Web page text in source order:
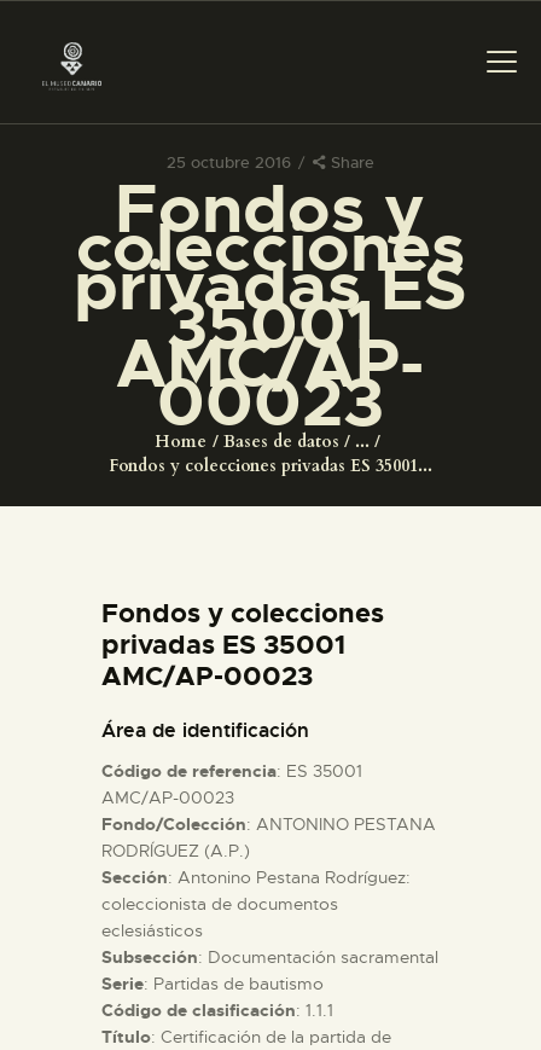
25 octubre 2016 Share
Fondos y
colecciones
privadas ES
35001
AMC/AP-
00023
Home Bases de datos
...
Fondos y colecciones privadas ES 35001...
PREPARAR LA VISITA
ACTIVIDADES
█
EL MUSEO
ESPAÑOL
ACTIVIDADES
█
EL MUSEO
COLECCIONES
Fondos y colecciones
privadas ES 35001
AMC/AP-00023
Área de identificación
Código de referencia: ES 35001
AMC/AP-00023
Fondo/Colección: ANTONINO PESTANA
RODRÍGUEZ (A.P.)
Sección: Antonino Pestana Rodríguez:
coleccionista de documentos
eclesiásticos
Subsección: Documentación sacramental
Serie: Partidas de bautismo
Código de clasificación: 1.1.1
Título: Certificación de la partida de